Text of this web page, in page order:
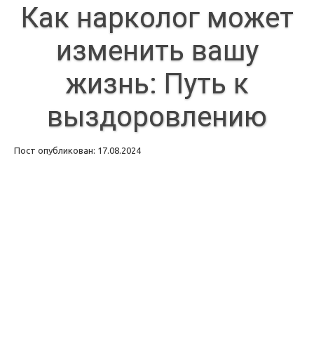
Как нарколог может
изменить вашу
жизнь: Путь к
выздоровлению
Пост опубликован: 17.08.2024